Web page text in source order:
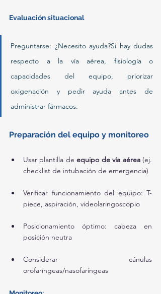
Evaluación situacional
Preguntarse: ¿Necesito ayuda?Si hay dudas
respecto a la vía aérea, fisiología o
capacidades del equipo, priorizar
oxigenación y pedir ayuda antes de
administrar fármacos.
Preparación del equipo y monitoreo
Usar plantilla de equipo de vía aérea (ej.
checklist de intubación de emergencia)
Verificar funcionamiento del equipo: T-
piece, aspiración, videolaringoscopio
Posicionamiento óptimo: cabeza en
posición neutra
Considerar cánulas
orofaríngeas/nasofaríngeas